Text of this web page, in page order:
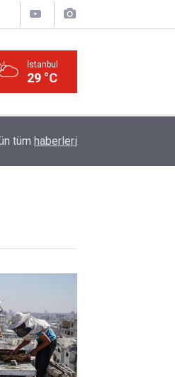
İstanbul
29 °C
kendine oku kendine, başkasına
tüm haberleri